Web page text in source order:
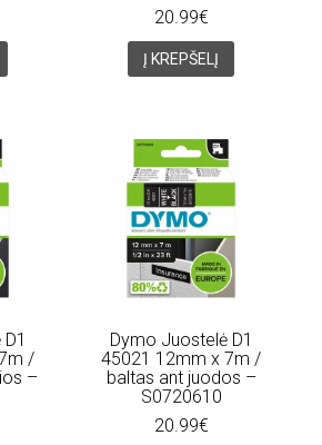
20.99€
Į KREPŠELĮ
/
–
Dymo Juostelė D1
45021 12mm x 7m /
baltas ant juodos –
S0720610
20.99€